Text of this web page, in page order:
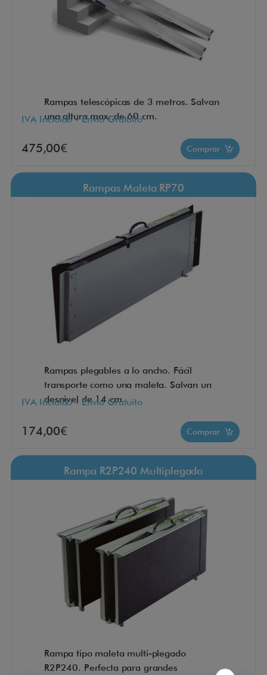
Rampas telescópicas de 3 metros. Salvan
una altura max. de 60 cm.
IVA Incluido - Envío Gratuito
475,00€ Comprar
Rampas Maleta RP70
Rampas plegables a lo ancho. Fácil
transporte como una maleta. Salvan un
desnivel de 14 cm
IVA Incluido - Envío Gratuito
174,00€ Comprar
Rampa R2P240 Multiplegado
Rampa tipo maleta multi-plegado
R2P240. Perfecta para grandes